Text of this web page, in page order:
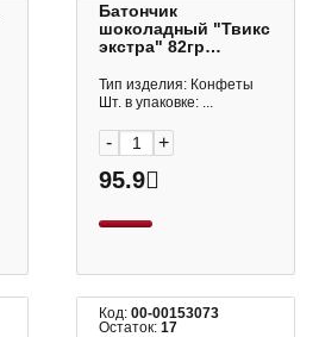
Батончик
шоколадный "Твикс
экстра" 82гр
Тип изделия: Конфеты
Шт. в упаковке: ...
- +
95.9
Код:00-00153073
Остаток:17